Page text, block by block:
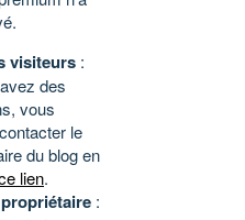
visiteurs :
des
vous
le
du blog en
lien.
: